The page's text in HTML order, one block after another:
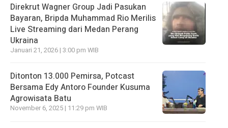
Direkrut Wagner Group Jadi Pasukan
Bayaran, Bripda Muhammad Rio Merilis
Live Streaming dari Medan Perang
Ukraina
Januari 21, 2026 | 3:00 pm WIB
Ditonton 13.000 Pemirsa, Potcast
Bersama Edy Antoro Founder Kusuma
Agrowisata Batu
November 6, 2025 | 11:29 pm WIB